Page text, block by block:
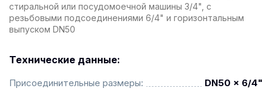
стиральной или посудомоечной машины 3/4", с
резьбовыми подсоединениями 6/4" и горизонтальным
выпуском DN50
Технические данные:
Присоединительные размеры:
DN50 x 6/4"